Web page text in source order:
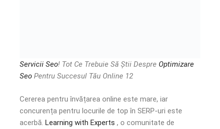
Servicii Seo! Tot Ce Trebuie Să Știi Despre Optimizare
Seo Pentru Succesul Tău Online 12
Cererea pentru învățarea online este mare, iar
concurența pentru locurile de top în SERP-uri este
acerbă. Learning with Experts , o comunitate de